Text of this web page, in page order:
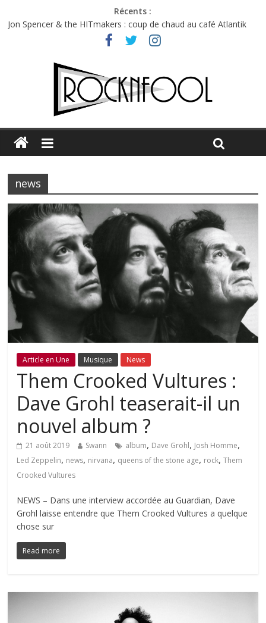
Récents :
Jon Spencer & the HITmakers : coup de chaud au café Atlantik
Hellfest 2026 vendredi : température et émotions en hausse
Hellfest 2026 jeudi : impossible de choisir entre chaleur et bonne
Première édition du Midgard Festival : entre bière, métal et
Charlie Puth à l’Olympia : la leçon de pop du Professeur Puth
news
Article en Une Musique News
Them Crooked Vultures :
Dave Grohl teaserait-il un
nouvel album ?
21 août 2019 Swann album, Dave Grohl, Josh Homme,
Led Zeppelin, news, nirvana, queens of the stone age, rock,Them
Crooked Vultures
NEWS – Dans une interview accordée au Guardian, Dave
Grohl laisse entendre que Them Crooked Vultures a quelque
chose sur
Read more